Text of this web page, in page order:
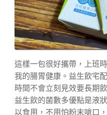
這樣一包很好攜帶，上班
我的腸胃健康。益生飲宅
時間不會立刻見效要長期
益生飲的菌數多優點是液
以食用，不用怕粉末嗆口